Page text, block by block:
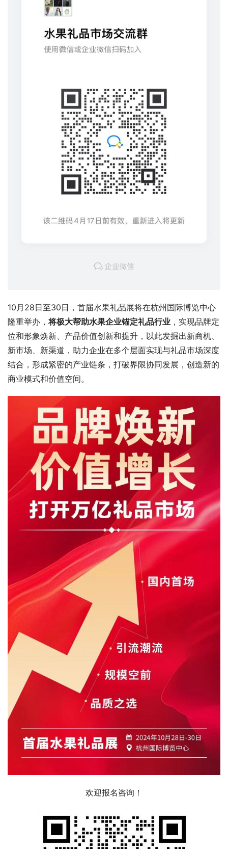
10月28日至30日，首届水果礼品展将在杭州国际博览中心
隆重举办，将极大帮助水果企业锚定礼品行业 ，实现品牌定
位和形象焕新、产品价值创新和提升，以此发掘出新商机、
新市场、新渠道，助力企业在多个层面实现与礼品市场深度
结合，形成紧密的产业链条，打破界限协同发展，创造新的
商业模式和价值空间。
欢迎报名咨询！